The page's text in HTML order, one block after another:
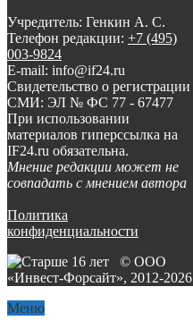
Учредитель: Генкин А. С.
Телефон редакции: +7 (495)
003-9824
E-mail: info@if24.ru
Свидетельство о регистрации
СМИ: ЭЛ № ФС 77 - 67477
При использовании
материалов гиперссылка на
IF24.ru обязательна.
Мнение редакции может не
совпадать с мнением автора
Политика
конфиденциальности
© ООО
«Инвест-Форсайт», 2012-2026
Меню